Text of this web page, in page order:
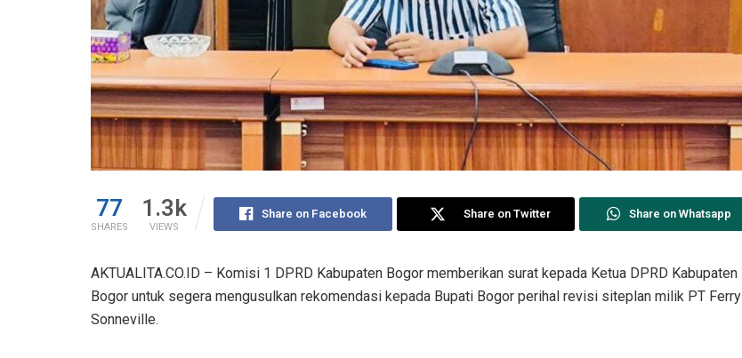
77
SHARES
1.3k
VIEWS
Share on Facebook Share on Twitter Share on Whatsapp
AKTUALITA.CO.ID – Komisi 1 DPRD Kabupaten Bogor memberikan surat kepada Ketua DPRD Kabupaten
Bogor untuk segera mengusulkan rekomendasi kepada Bupati Bogor perihal revisi siteplan milik PT Ferry
Sonneville.